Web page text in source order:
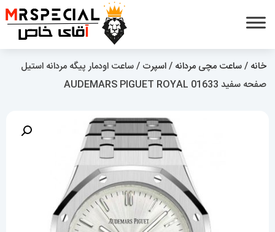
خانه /ساعت مچی مردانه /اسپرت / ساعت اودمار پیگه مردانه استیل
صفحه سفید AUDEMARS PIGUET ROYAL 01633